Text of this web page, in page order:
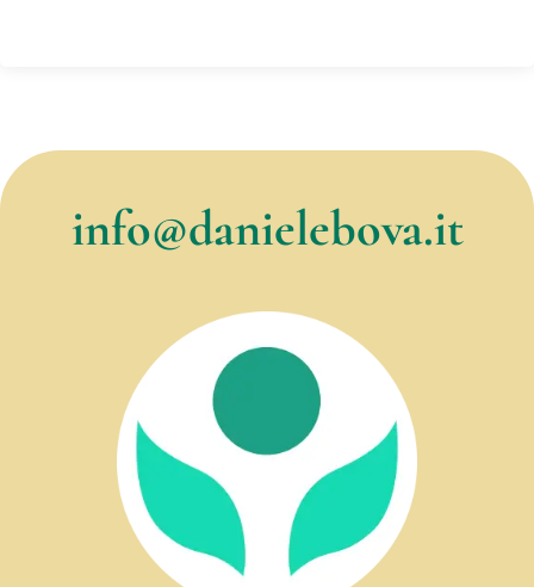
info@danielebova.it